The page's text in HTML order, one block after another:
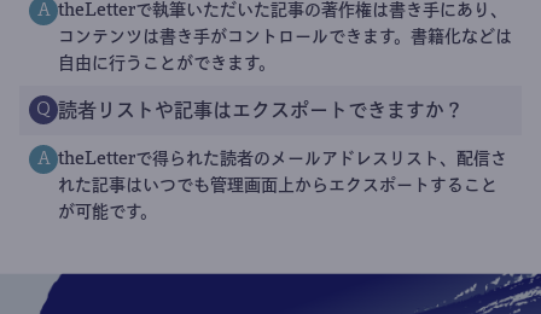
A theLetterで執筆いただいた記事の著作権は書き手にあり、
コンテンツは書き手がコントロールできます。書籍化などは
自由に行うことができます。
Q 読者リストや記事はエクスポートできますか？
A theLetterで得られた読者のメールアドレスリスト、配信さ
れた記事はいつでも管理画面上からエクスポートすること
が可能です。